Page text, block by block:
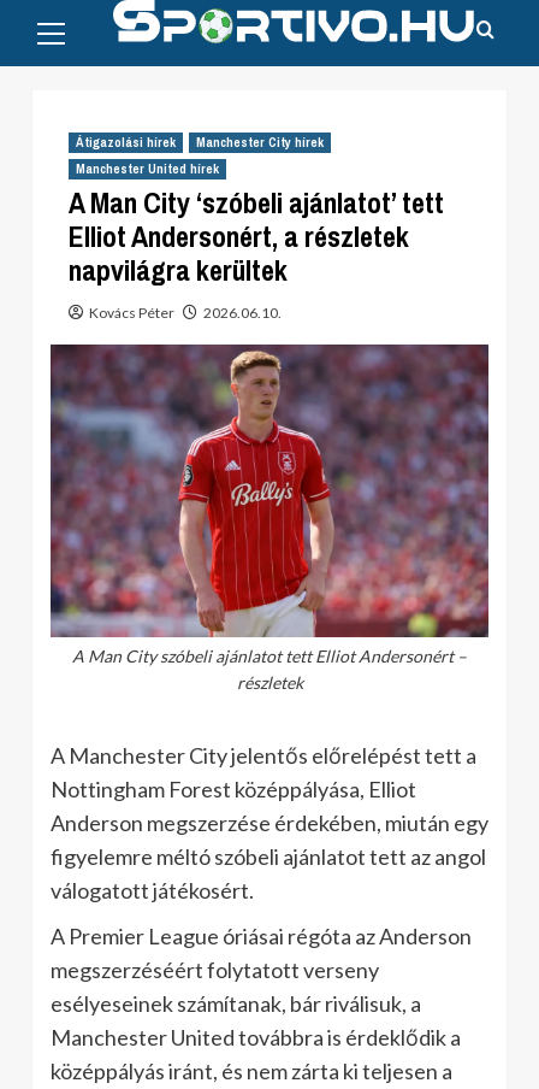
content
Menu
Átigazolási hírek
Manchester City hírek
Manchester United hírek
A Man City ‘szóbeli ajánlatot’ tett
Elliot Andersonért, a részletek
napvilágra kerültek
Kovács Péter 2026.06.10.
A Man City szóbeli ajánlatot tett Elliot Andersonért –
részletek
A Manchester City jelentős előrelépést tett a
Nottingham Forest középpályása, Elliot
Anderson megszerzése érdekében, miután egy
figyelemre méltó szóbeli ajánlatot tett az angol
válogatott játékosért.
A Premier League óriásai régóta az Anderson
megszerzéséért folytatott verseny
esélyeseinek számítanak, bár riválisuk, a
Manchester United továbbra is érdeklődik a
középpályás iránt, és nem zárta ki teljesen a